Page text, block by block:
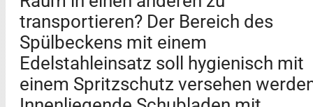
transportieren? Der Bereich des
Spülbeckens mit einem
Edelstahleinsatz soll hygienisch mit
einem Spritzschutz versehen